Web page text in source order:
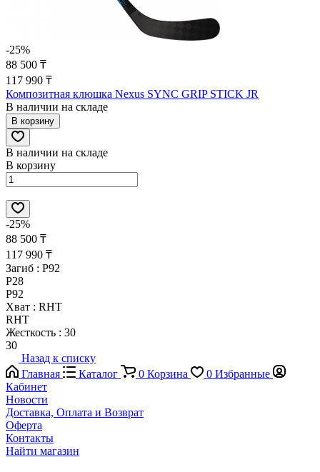
-25%
88 500 ₸
117 990 ₸
Композитная клюшка Nexus SYNC GRIP STICK JR
В наличии на складе
В корзину
В наличии на складе
В корзину
-25%
88 500 ₸
117 990 ₸
Загиб : P92
P28
P92
Хват : RHT
RHT
Жесткость : 30
30
Назад к списку
Главная
Каталог 0 Корзина 0 Избранные
Кабинет
Новости
Доставка, Оплата и Возврат
Оферта
Контакты
Найти магазин